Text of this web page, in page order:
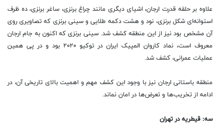
علاوه بر حلقه قدرت ارجان، اشیای دیگری مانند چراغ برنزی، ساغر برنزی، ده ظرف
استوانه‌ای شکل برنزی، نود و هشت دکمه طلایی و سینی برنزی که تصاویری روی
آن مشخص بود نیز از این منطقه کشف شد. سینی برنزی که اکنون به جام ارجان
معروف است، نماد کاروان المپیک ایران در توکیو ۲۰۲۰ بود و در پی همین
عملیات عمرانی، کشف شد.
منطقه باستانی ارجان نیز با وجود این کشف مهم و اهمیت بالای تاریخی‌ آن، در
ادامه از تخریب‌ها و تعرض‌ها در امان نماند.
سه: قیطریه در تهران